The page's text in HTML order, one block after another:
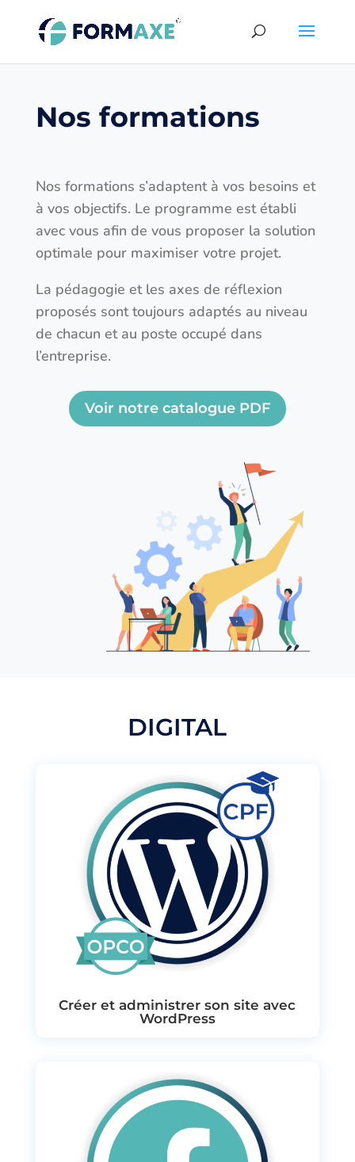
Nos formations
Nos formations s’adaptent à vos besoins et
à vos objectifs. Le programme est établi
avec vous afin de vous proposer la solution
optimale pour maximiser votre projet.
La pédagogie et les axes de réflexion
proposés sont toujours adaptés au niveau
de chacun et au poste occupé dans
l’entreprise.
Voir notre catalogue PDF
DIGITAL
Créer et administrer son site avec
WordPress